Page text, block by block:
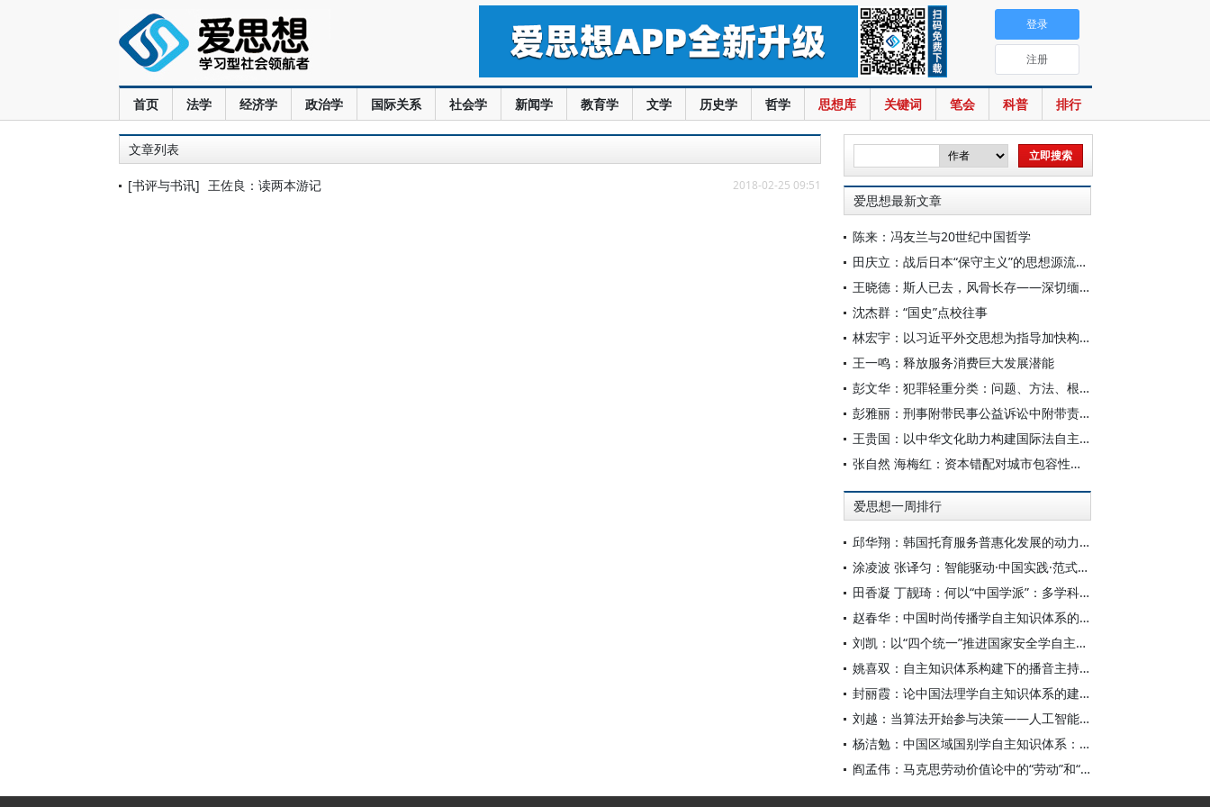
首页 法学 经济学 政治学 国际关系 社会学 新闻学 教育学 文学 历史学 哲学 思想库 关键词 笔会 科普 排行
登录
注册
文章列表
[书评与书讯] 王佐良：读两本游记 2018-02-25 09:51
爱思想最新文章
陈来：冯友兰与20世纪中国哲学
田庆立：战后日本“保守主义”的思想源流及核心价值探析
王晓德：斯人已去，风骨长存——深切缅怀汪征鲁先生
沈杰群：“国史”点校往事
林宏宇：以习近平外交思想为指导加快构建中国国际关系学自主知识体系
王一鸣：释放服务消费巨大发展潜能
彭文华：犯罪轻重分类：问题、方法、根据与刑法优化
彭雅丽：刑事附带民事公益诉讼中附带责任的判定
王贵国：以中华文化助力构建国际法自主知识体系
张自然 海梅红：资本错配对城市包容性绿色增长的影响研究
爱思想一周排行
邱华翔：韩国托育服务普惠化发展的动力机制、制度路径与政策效应
涂凌波 张译匀：智能驱动·中国实践·范式创新：“构建中国新闻传播学自主知识体系”专题研讨会综述
田香凝 丁靓琦：何以“中国学派”：多学科视野下中国特色新闻传播学建设的研究
赵春华：中国时尚传播学自主知识体系的内在逻辑与实践路径
刘凯：以“四个统一”推进国家安全学自主知识体系构建
姚喜双：自主知识体系构建下的播音主持高等专业教育研究
封丽霞：论中国法理学自主知识体系的建构
刘越：当算法开始参与决策——人工智能重塑全球治理的底层逻辑
杨洁勉：中国区域国别学自主知识体系：本原、借鉴和建构
阎孟伟：马克思劳动价值论中的“劳动”和“价值”概念